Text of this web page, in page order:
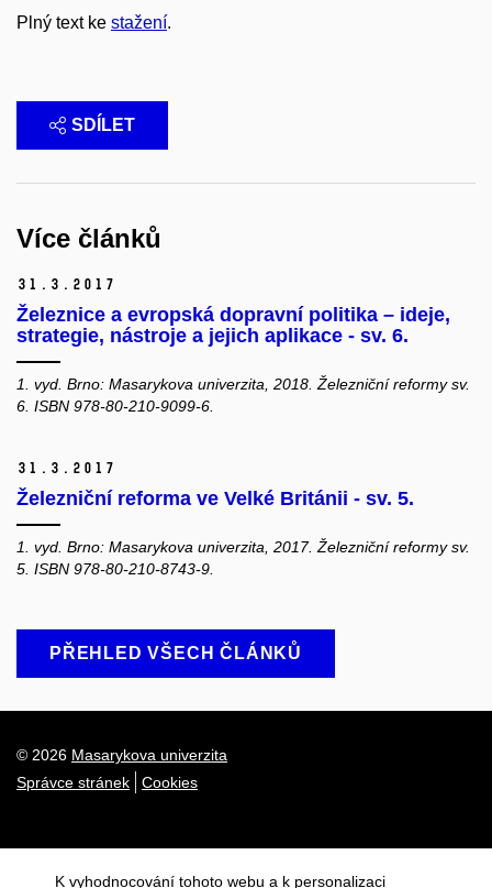
Plný text ke stažení.
SDÍLET
Více článků
31. 3. 2017
Železnice a evropská dopravní politika – ideje,
strategie, nástroje a jejich aplikace - sv. 6.
1. vyd. Brno: Masarykova univerzita, 2018. Železniční reformy sv.
6. ISBN 978-80-210-9099-6.
31. 3. 2017
Železniční reforma ve Velké Británii - sv. 5.
1. vyd. Brno: Masarykova univerzita, 2017. Železniční reformy sv.
5. ISBN 978-80-210-8743-9.
PŘEHLED VŠECH ČLÁNKŮ
© 2026 Masarykova univerzita
Správce stránek
Cookies
K vyhodnocování tohoto webu a k personalizaci